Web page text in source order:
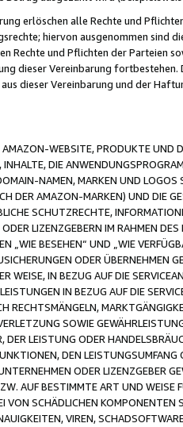
erlöschen alle Rechte und
hiervon ausgenommen sind
Rechte und Pflichten der Parteien
dieser Vereinbarung
dieser Vereinbarung und der
WEBSITE, PRODUKTE UND
INHALTE, DIE
NAMEN, MARKEN UND
DER AMAZON-MARKEN) UND DIE
SCHUTZRECHTE,
LIZENZGEBERN IM RAHMEN
„WIE BESEHEN“ UND „WIE
ODER ÜBERNEHMEN
WEISE, IN BEZUG AUF DIE
IN BEZUG AUF DIE
RECHTSMÄNGELN,
SOWIE
DER LEISTUNG ODER
DEN
ODER LIZENZGEBER
AUF BESTIMMTE ART UND
VON SCHÄDLICHEN
VIREN,